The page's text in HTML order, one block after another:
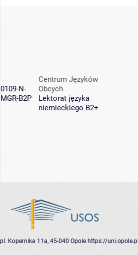
0109-N-
MGR-B2P
Centrum Języków
Obcych
Lektorat języka
niemieckiego B2+
pl. Kopernika 11a, 45-040 Opole https://uni.opole.pl